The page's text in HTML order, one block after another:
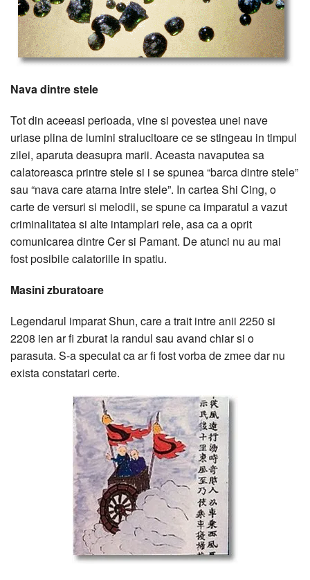
Nava dintre stele
Tot din aceeasi perioada, vine si povestea unei nave
uriase plina de lumini stralucitoare ce se stingeau in timpul
zilei, aparuta deasupra marii. Aceasta navaputea sa
calatoreasca printre stele si i se spunea “barca dintre stele”
sau “nava care atarna intre stele”. In cartea Shi Cing, o
carte de versuri si melodii, se spune ca imparatul a vazut
criminalitatea si alte intamplari rele, asa ca a oprit
comunicarea dintre Cer si Pamant. De atunci nu au mai
fost posibile calatoriile in spatiu.
Masini zburatoare
Legendarul imparat Shun, care a trait intre anii 2250 si
2208 ien ar fi zburat la randul sau avand chiar si o
parasuta. S-a speculat ca ar fi fost vorba de zmee dar nu
exista constatari certe.